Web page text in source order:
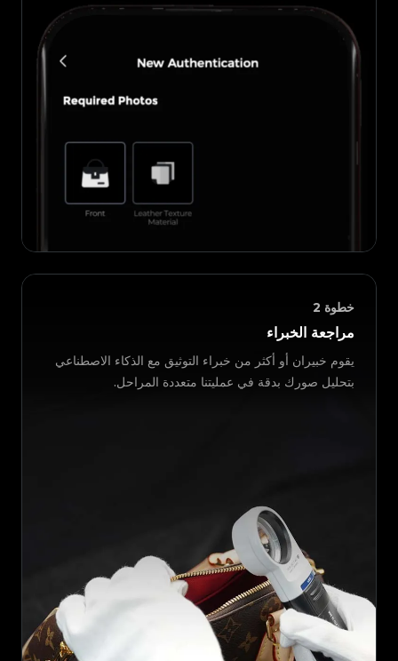
خطوة 2
مراجعة الخبراء
يقوم خبيران أو أكثر من خبراء التوثيق مع الذكاء الاصطناعي
بتحليل صورك بدقة في عمليتنا متعددة المراحل.